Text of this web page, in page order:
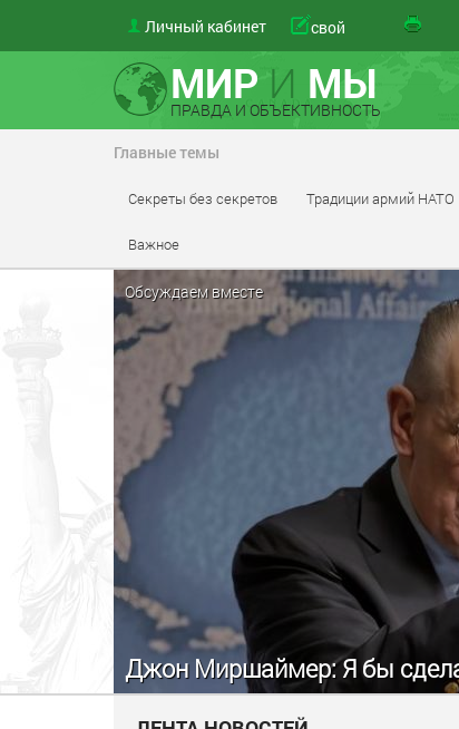
Личный кабинет
МИР И МЫ
ПРАВДА И ОБЪЕКТИВНОСТЬ
Главные темы
Секреты без секретов Традиции армий НАТО
Важное
Обсуждаем вместе
Джон Миршаймер: Я бы